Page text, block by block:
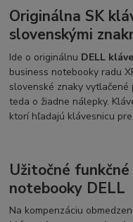
Originálna SK
slovenskými
Ide o originálnu DELL
business notebooky radu
slovenské znaky vytlačené
teda o žiadne nálepky.
ktorí hľadajú klávesnicu
Užitočné
notebooky DELL
Na kompenzáciu